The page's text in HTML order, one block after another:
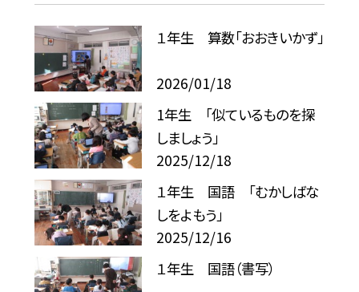
１年生 算数「おおきいかず」
2026/01/18
1年生 「似ているものを探
しましょう」
2025/12/18
１年生 国語 「むかしばな
しをよもう」
2025/12/16
１年生 国語（書写）